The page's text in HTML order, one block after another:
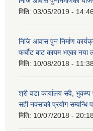
मिति: 03/05/2019 - 14:46
निजि आवास पुन निर्माण
फर्चौट बाट कायम भएका नया
मिति: 10/08/2018 - 11:38
श्री वडा कार्यालय सवै, भुकम्प
सही नक्साको प्रयोग सम्वन्धि
मिति: 10/07/2018 - 20:18